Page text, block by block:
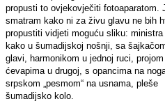
propusti to ovjekovječiti fotoaparatom.
smatram kako ni za živu glavu ne bih
propustiti vidjeti moguću sliku:
kako u šumadijskoj nošnji, sa
glavi, harmonikom u jednoj ruci, projom
ćevapima u drugoj, s opancima na
srpskom „pesmom“ na usnama, pleše
šumadijsko kolo.